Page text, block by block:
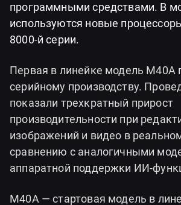
программными средствами. В
используются новые
8000-й серии.
Первая в линейке модель М40А
серийному производству.
показали трехкратный прирост
производительности при
изображений и видео в
сравнению с аналогичными
аппаратной поддержки ИИ-
М40А — стартовая модель в